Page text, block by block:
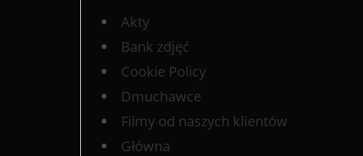
Akty
Bank zdjęć
Cookie Policy
Dmuchawce
Filmy od naszych klientów
Główna